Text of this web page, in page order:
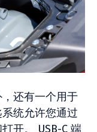
还有一个用于
统允许您通过
开。 USB-C 端